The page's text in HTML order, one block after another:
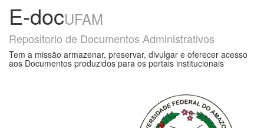
E-docUFAM
Repositorio de Documentos Administrativos
Tem a missão armazenar, preservar, divulgar e oferecer acesso
aos Documentos produzidos para os portais institucionais